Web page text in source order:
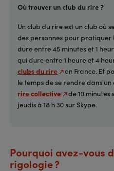
Où trouver un club du rire ?
Un club du rire est un club où
des personnes pour pratiquer
dure entre 45 minutes et 1
qui dure entre 1 heure et 4
clubs du rire en France. Et
le temps de se rendre dans un
rire collective de 10 minutes
jeudis à 18 h 30 sur Skype.
Pourquoi avez-vous
rigologie ?